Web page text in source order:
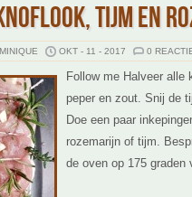
TIJM EN
OKT - 11 - 2017 0
Follow me Halveer alle
peper en zout. Snij de
Doe een paar
rozemarijn of tijm.
de oven op 175 graden